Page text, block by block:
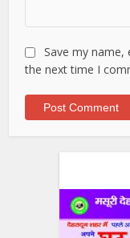
Save my
the next time I